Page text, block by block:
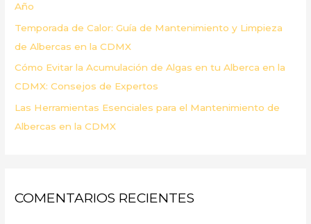
Año
Temporada de Calor: Guía de Mantenimiento y Limpieza
de Albercas en la CDMX
Cómo Evitar la Acumulación de Algas en tu Alberca en la
CDMX: Consejos de Expertos
Las Herramientas Esenciales para el Mantenimiento de
Albercas en la CDMX
COMENTARIOS RECIENTES